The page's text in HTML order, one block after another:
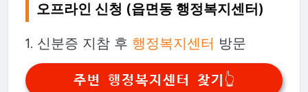
오프라인 신청 (읍면동 행정복지센터)
1. 신분증 지참 후 행정복지센터 방문
주변 행정복지센터 찾기👆️